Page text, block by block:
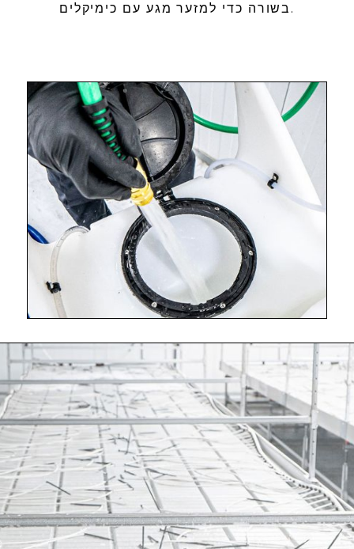
בשורה כדי למזער מגע עם כימיקלים.